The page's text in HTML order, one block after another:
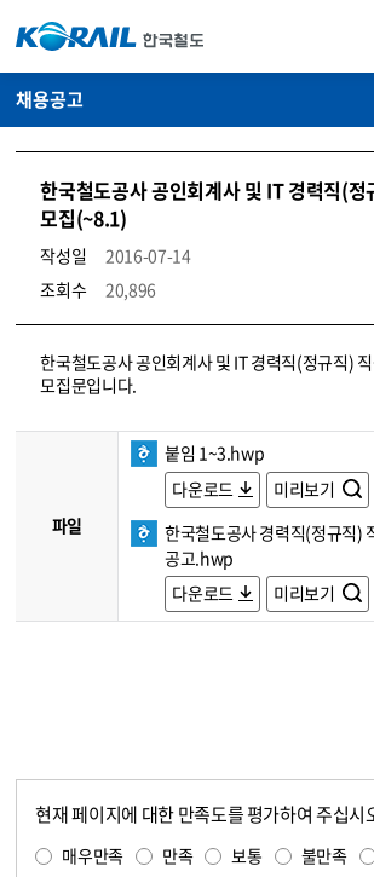
채용공고
한국철도공사 공인회계사 및 IT 경력직(정
모집(~8.1)
작성일
2016-07-14
조회수
20,896
코레일소개_경영공시_채용공고 상세보기 – 내용, 파일, 담당자 연락처로 구성
한국철도공사 공인회계사 및 IT 경력직(정규직)
모집문입니다.
파일
붙임 1~3.hwp
다운로드
미리보기
한국철도공사 경력직(정규직)
공고.hwp
다운로드
미리보기
현재 페이지에 대한 만족도를 평가하여 주십시
매우만족 만족 보통 불만족